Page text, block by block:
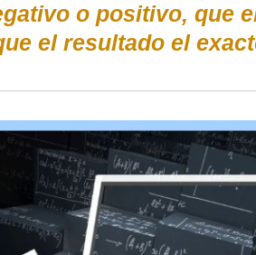
o positivo, que
el resultado el